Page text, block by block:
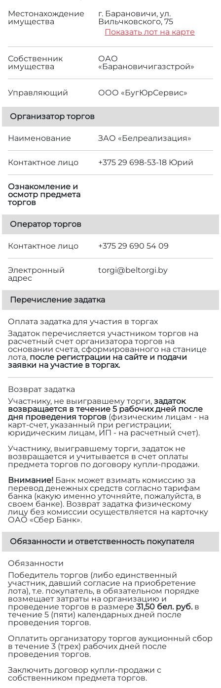
Местонахождение
имущества
г. Барановичи, ул.
Вильчковского, 75
Показать лот на карте
Собственник
имущества
ОАО
«Барановичигазстрой»
Управляющий ООО «БугЮрСервис»
Организатор торгов
Наименование ЗАО «Белреализация»
Контактное лицо +375 29 698-53-18 Юрий
Ознакомление и
осмотр предмета
торгов
Оператор торгов
Контактное лицо +375 29 690 54 09
Электронный
адрес
torgi@beltorgi.by
Перечисление задатка
Оплата задатка для участия в торгах
Задаток перечисляется участником торгов на
расчетный счет организатора торгов на
основании счета, сформированного на станице
лота, после регистрации на сайте и подачи
заявки на участие в торгах.
Возврат задатка
Участнику, не выигравшему торги, задаток
возвращается в течение 5 рабочих дней после
дня проведения торгов (физическим лицам - на
карт-счет, указанный при регистрации;
юридическим лицам, ИП - на расчетный счет).
Участнику, выигравшему торги, задаток не
возвращается и учитывается в счет оплаты
предмета торгов по договору купли-продажи.
Внимание! Банк может взимать комиссию за
перевод денежных средств согласно тарифам
банка (какую именно уточняйте, пожалуйста, в
своем банке). Возврат задатка физическому
лицу без комиссии осуществляется на карточку
ОАО «Сбер Банк».
Обязанности и ответственность покупателя
Обязанности
Победитель торгов (либо единственный
участник, давший согласие на приобретение
лота), т.е. покупатель, в обязательном порядке
возмещает затраты на организацию и
проведение торгов в размере 31,50 бел. руб.в
течение 5 (пяти) календарных дней после
проведения торгов.
Оплатить организатору торгов аукционный сбор
в течение 3 (трех) рабочих дней после
проведения торгов.
Заключить договор купли-продажи с
собственником предмета торгов.